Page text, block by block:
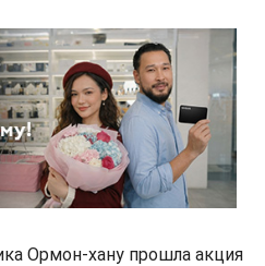
Ормон-хану прошла акция